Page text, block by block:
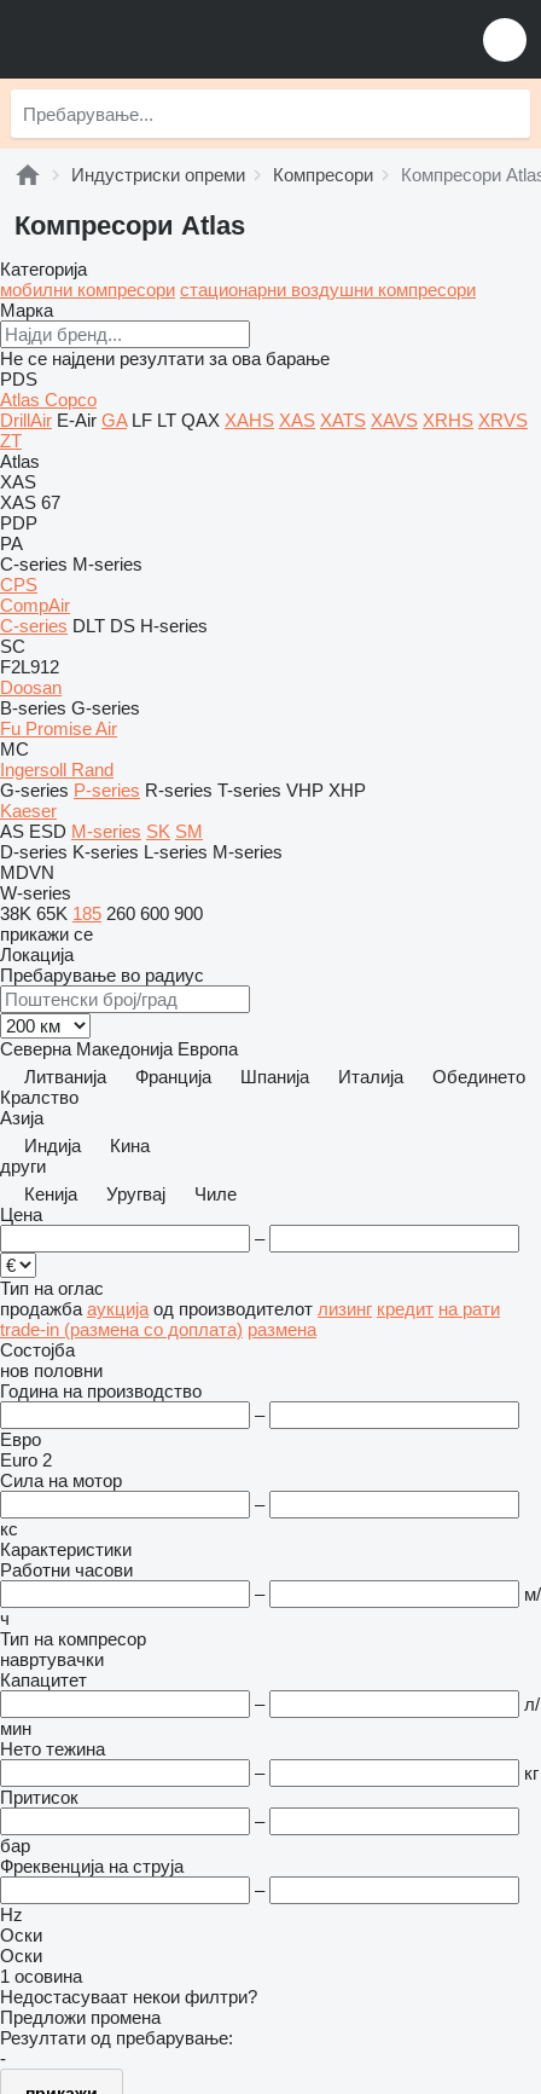
Индустриски опреми Компресори Компресори
Компресори Atlas
Категорија
мобилни компресори стационарни воздушни компресори
Марка
Не се најдени резултати за ова барање
PDS
Atlas Copco
DrillAir E-Air GA LF LT QAX XAHS XAS XATS XAVS XRHS XRVS
ZT
Atlas
XAS
XAS 67
PDP
PA
C-series M-series
CPS
CompAir
C-series DLT DS H-series
SC
F2L912
Doosan
B-series G-series
Fu Promise Air
MC
Ingersoll Rand
G-series P-series R-series T-series VHP XHP
Kaeser
AS ESD M-series SK SM
D-series K-series L-series M-series
MDVN
W-series
38K 65K 185 260 600 900
прикажи се
Локација
Пребарување во радиус
Северна Македонија Европа
Литванија
Франција Шпанија Италија
Обединето
Кралство
Азија
Индија
Кина
други
Кенија
Уругвај
Чиле
Цена
–
Тип на оглас
продажба аукција од производителот лизинг кредит на рати
trade-in (размена со доплата) размена
Состојба
нов половни
Година на производство
–
Евро
Euro 2
Сила на мотор
–
кс
Карактеристики
Работни часови
–
м/
ч
Тип на компресор
навртувачки
Капацитет
–
л/
мин
Нето тежина
–
кг
Притисок
–
бар
Фреквенција на струја
–
Hz
Оски
Оски
1 осовина
Недостасуваат некои филтри?
Предложи промена
Резултати од пребарување:
-